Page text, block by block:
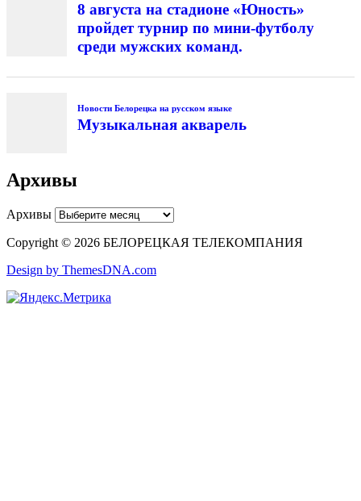
8 августа на стадионе «Юность»
пройдет турнир по мини-футболу
среди мужских команд.
Новости Белорецка на русском языке
Музыкальная акварель
Архивы
Архивы
Copyright © 2026 БЕЛОРЕЦКАЯ ТЕЛЕКОМПАНИЯ
Design by ThemesDNA.com